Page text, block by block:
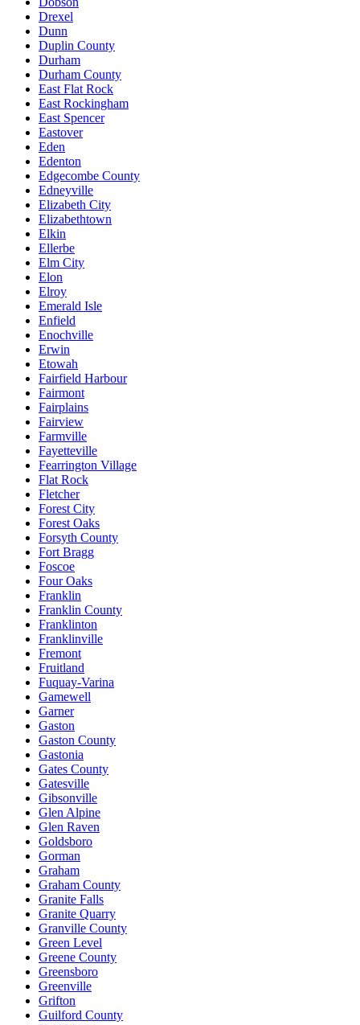
Drexel
Dunn
Duplin County
Durham
Durham County
East Flat Rock
East Rockingham
East Spencer
Eastover
Eden
Edenton
Edgecombe County
Edneyville
Elizabeth City
Elizabethtown
Elkin
Ellerbe
Elm City
Elon
Elroy
Emerald Isle
Enfield
Enochville
Erwin
Etowah
Fairfield Harbour
Fairmont
Fairplains
Fairview
Farmville
Fayetteville
Fearrington Village
Flat Rock
Fletcher
Forest City
Forest Oaks
Forsyth County
Fort Bragg
Foscoe
Four Oaks
Franklin
Franklin County
Franklinton
Franklinville
Fremont
Fruitland
Fuquay-Varina
Gamewell
Garner
Gaston
Gaston County
Gastonia
Gates County
Gatesville
Gibsonville
Glen Alpine
Glen Raven
Goldsboro
Gorman
Graham
Graham County
Granite Falls
Granite Quarry
Granville County
Green Level
Greene County
Greensboro
Greenville
Grifton
Guilford County